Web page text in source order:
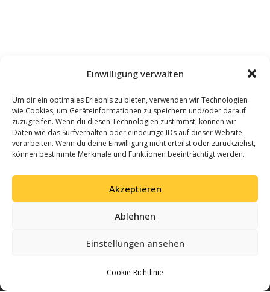
Einwilligung verwalten
Um dir ein optimales Erlebnis zu bieten, verwenden wir Technologien
wie Cookies, um Geräteinformationen zu speichern und/oder darauf
zuzugreifen. Wenn du diesen Technologien zustimmst, können wir
Daten wie das Surfverhalten oder eindeutige IDs auf dieser Website
verarbeiten. Wenn du deine Einwilligung nicht erteilst oder zurückziehst,
können bestimmte Merkmale und Funktionen beeinträchtigt werden.
Akzeptieren
Ablehnen
Einstellungen ansehen
Cookie-Richtlinie